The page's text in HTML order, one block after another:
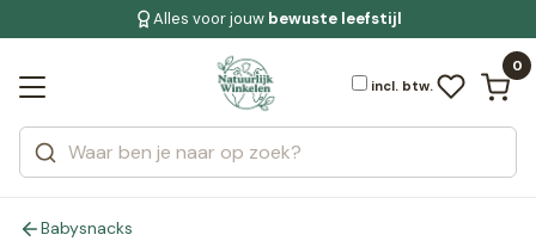
voor 19:00 uur besteld
Gratis bezorging
Jouw
Alles voor jouw bewuste leefstijl
incl. btw.
0
Zoeken
Categorieën
Merken
Bekijk alle resultaten
Babysnacks